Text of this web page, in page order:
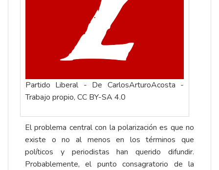
Partido Liberal - De CarlosArturoAcosta -
Trabajo propio, CC BY-SA 4.0
El problema central con la polarización es que no
existe o no al menos en los términos que
políticos y periodistas han querido difundir.
Probablemente, el punto consagratorio de la